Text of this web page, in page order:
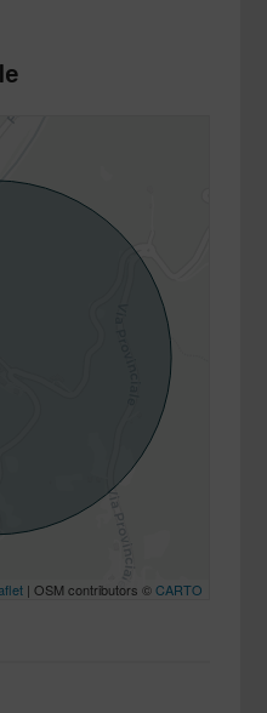
| OSM contributors ©CARTO